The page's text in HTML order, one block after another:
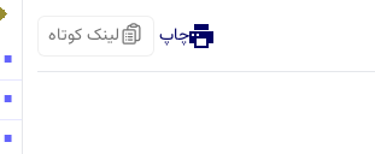
چاپ لینک کوتاه
■
■
■